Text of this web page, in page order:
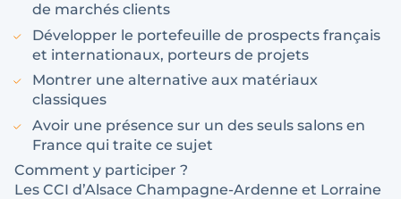
de marchés clients
Développer le portefeuille de prospects français
et internationaux, porteurs de projets
Montrer une alternative aux matériaux
classiques
Avoir une présence sur un des seuls salons en
France qui traite ce sujet
Comment y participer ?
Les CCI d’Alsace Champagne-Ardenne et Lorraine